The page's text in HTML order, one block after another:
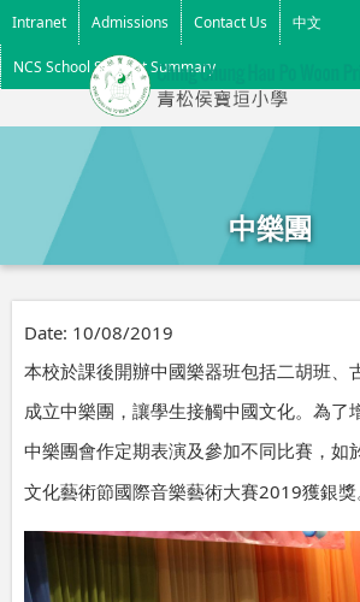
Intranet Admissions Contact Us 中文
NCS School Support Summary
中樂團
Date: 10/08/2019
本校於課後開辦中國樂器班包括二胡班、
成立中樂團，讓學生接觸中國文化。為了
中樂團會作定期表演及參加不同比賽，如
文化藝術節國際音樂藝術大賽2019獲銀獎